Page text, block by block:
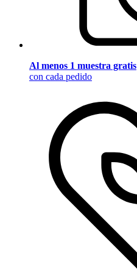
Al menos 1 muestra gratis
con cada pedido